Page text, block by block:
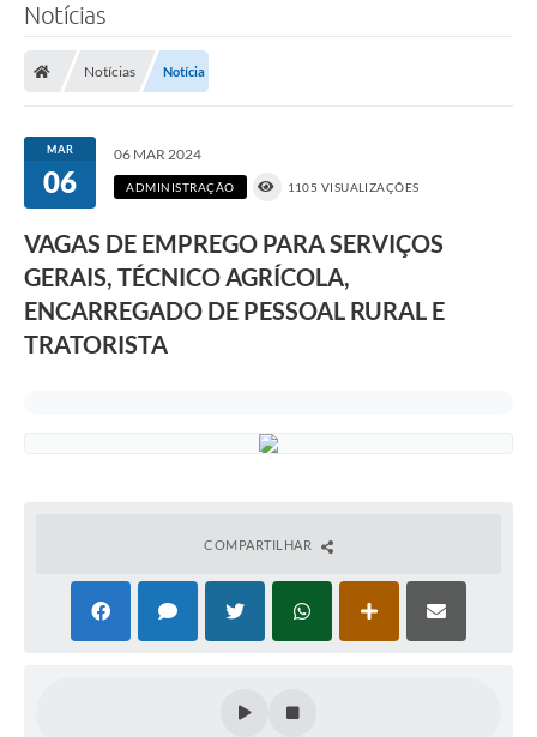
Notícias
Notícias Notícia
MAR
06
06 MAR 2024
ADMINISTRAÇÃO 1105 VISUALIZAÇÕES
VAGAS DE EMPREGO PARA SERVIÇOS
GERAIS, TÉCNICO AGRÍCOLA,
ENCARREGADO DE PESSOAL RURAL E
TRATORISTA
COMPARTILHAR